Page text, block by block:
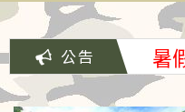
暑